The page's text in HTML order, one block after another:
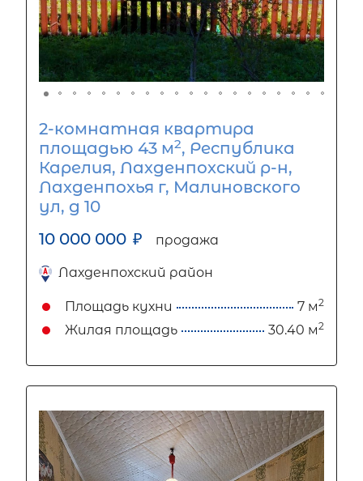
2-комнатная квартира
площадью 43 м2, Республика
Карелия, Лахденпохский р-н,
Лахденпохья г, Малиновского
ул, д 10
10 000 000 ₽ продажа
Лахденпохский район
Площадь кухни 7 м2
Жилая площадь 30.40 м2